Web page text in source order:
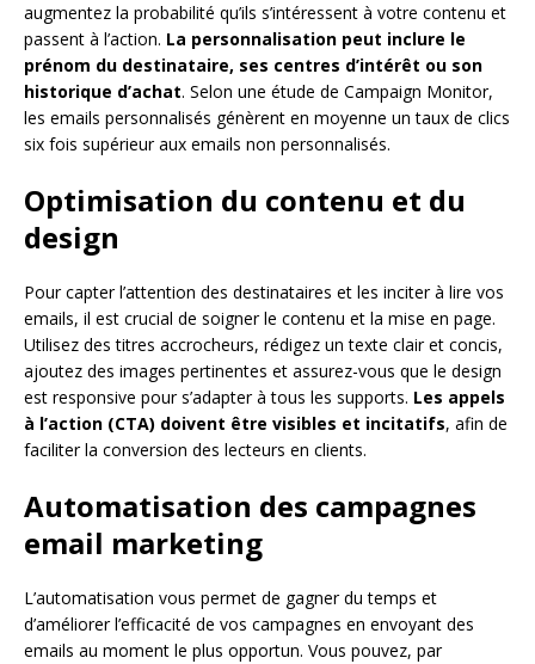
augmentez la probabilité qu’ils s’intéressent à votre contenu et
passent à l’action. La personnalisation peut inclure le
prénom du destinataire, ses centres d’intérêt ou son
historique d’achat. Selon une étude de Campaign Monitor,
les emails personnalisés génèrent en moyenne un taux de clics
six fois supérieur aux emails non personnalisés.
Optimisation du contenu et du
design
Pour capter l’attention des destinataires et les inciter à lire vos
emails, il est crucial de soigner le contenu et la mise en page.
Utilisez des titres accrocheurs, rédigez un texte clair et concis,
ajoutez des images pertinentes et assurez-vous que le design
est responsive pour s’adapter à tous les supports. Les appels
à l’action (CTA) doivent être visibles et incitatifs, afin de
faciliter la conversion des lecteurs en clients.
Automatisation des campagnes
email marketing
L’automatisation vous permet de gagner du temps et
d’améliorer l’efficacité de vos campagnes en envoyant des
emails au moment le plus opportun. Vous pouvez, par